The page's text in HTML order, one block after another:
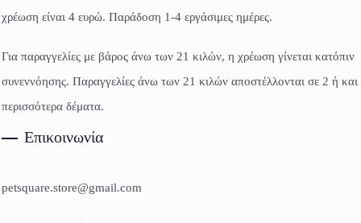
χρέωση είναι 4 ευρώ. Παράδοση 1-4 εργάσιμες ημέρες.
Για παραγγελίες με βάρος άνω των 21 κιλών, η χρέωση γίνεται κατόπιν
συνεννόησης. Παραγγελίες άνω των 21 κιλών αποστέλλονται σε 2 ή και
περισσότερα δέματα.
Επικοινωνία
petsquare.store@gmail.com